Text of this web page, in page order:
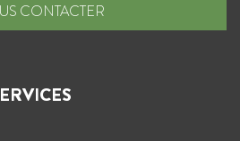
CONTACTER